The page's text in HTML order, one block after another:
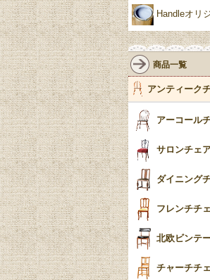
壁掛け家具
パーテーシ
仕切り
ガーデンフ
ミッドセン
アールデコ
脚のモチー
ターニング
バルボスレ
ボビンター
ツイスト
リリパット
アングルポ
ウォーカー
Handleオリ
商品一覧
アンティーク
アーコール
サロンチェ
ダイニング
フレンチチ
北欧ビンテ
チャーチチ